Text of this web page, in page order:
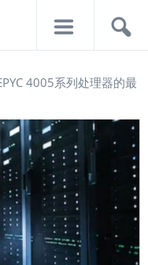
4005系列处理器的最